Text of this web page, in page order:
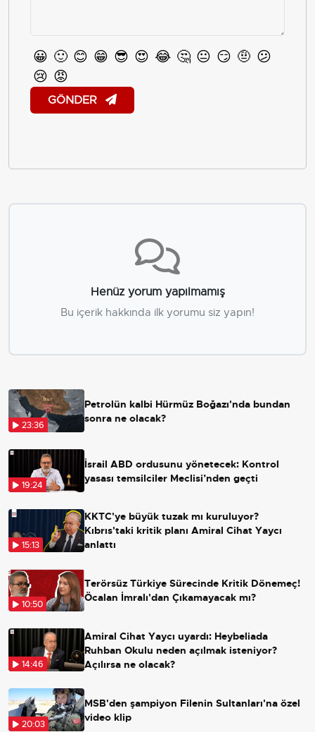
😀 🙂 😊 😁 😎 😍 😂 🤔 😐 😏 🤨 😕
😢 😡
GÖNDER
Henüz yorum yapılmamış
Bu içerik hakkında ilk yorumu siz yapın!
23:36
Petrolün kalbi Hürmüz Boğazı'nda bundan
sonra ne olacak?
19:24
İsrail ABD ordusunu yönetecek: Kontrol
yasası temsilciler Meclisi’nden geçti
15:13
KKTC'ye büyük tuzak mı kuruluyor?
Kıbrıs'taki kritik planı Amiral Cihat Yaycı
anlattı
10:50
Terörsüz Türkiye Sürecinde Kritik Dönemeç!
Öcalan İmralı'dan Çıkamayacak mı?
14:46
Amiral Cihat Yaycı uyardı: Heybeliada
Ruhban Okulu neden açılmak isteniyor?
Açılırsa ne olacak?
20:03
MSB'den şampiyon Filenin Sultanları'na özel
video klip